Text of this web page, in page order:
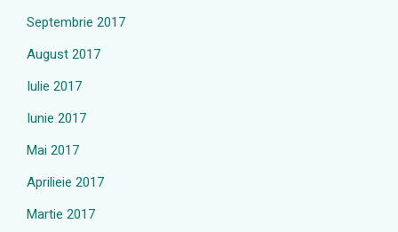
Septembrie 2017
August 2017
Iulie 2017
Iunie 2017
Mai 2017
Aprilieie 2017
Martie 2017